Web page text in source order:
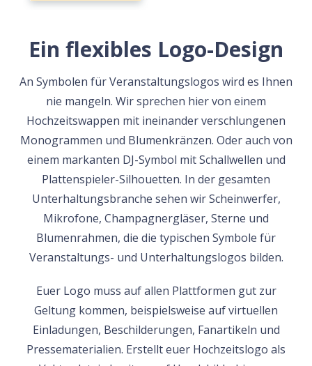
Ein flexibles Logo-Design
An Symbolen für Veranstaltungslogos wird es Ihnen
nie mangeln. Wir sprechen hier von einem
Hochzeitswappen mit ineinander verschlungenen
Monogrammen und Blumenkränzen. Oder auch von
einem markanten DJ-Symbol mit Schallwellen und
Plattenspieler-Silhouetten. In der gesamten
Unterhaltungsbranche sehen wir Scheinwerfer,
Mikrofone, Champagnergläser, Sterne und
Blumenrahmen, die die typischen Symbole für
Veranstaltungs- und Unterhaltungslogos bilden.
Euer Logo muss auf allen Plattformen gut zur
Geltung kommen, beispielsweise auf virtuellen
Einladungen, Beschilderungen, Fanartikeln und
Pressematerialien. Erstellt euer Hochzeitslogo als